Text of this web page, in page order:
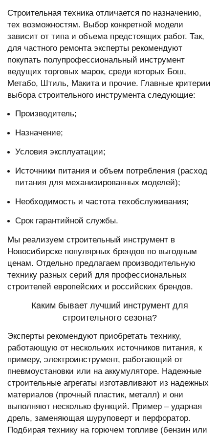
Строительная техника отличается по назначению,
тех возможностям. Выбор конкретной модели
зависит от типа и объема предстоящих работ. Так,
для частного ремонта эксперты рекомендуют
покупать полупрофессиональный инструмент
ведущих торговых марок, среди которых Бош,
Метабо, Штиль, Макита и прочие. Главные критерии
выбора строительного инструментаследующие:
Производитель;
Назначение;
Условия эксплуатации;
Источники питания и объем потребления (расход
питания для механизированных моделей);
Необходимость и частота техобслуживания;
Срок гарантийной службы.
Мы реализуем строительный инструмент в
Новосибирске популярных брендов по выгодным
ценам. Отдельно предлагаем производительную
технику разных серий для профессиональных
строителей европейских и российских брендов.
Каким бывает лучший инструмент для
строительного сезона?
Эксперты рекомендуют приобретать технику,
работающую от нескольких источников питания, к
примеру, электроинструмент, работающий от
пневмоустановки или на аккумуляторе. Надежные
строительные агрегаты изготавливают из надежных
материалов (прочный пластик, металл) и они
выполняют несколько функций. Пример – ударная
дрель, заменяющая шуруповерт и перфоратор.
Подбирая технику на горючем топливе (бензин или